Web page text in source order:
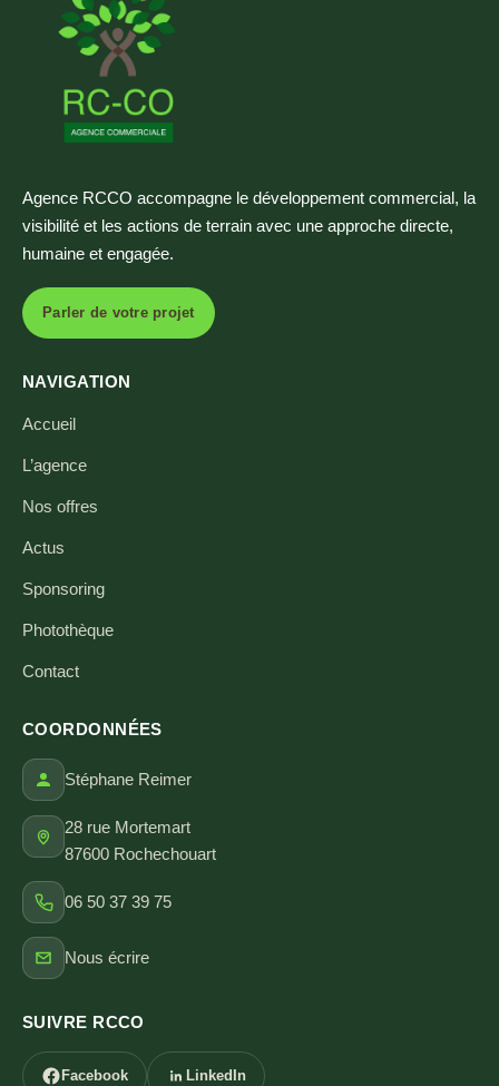
Agence RCCO accompagne le développement commercial, la
visibilité et les actions de terrain avec une approche directe,
humaine et engagée.
Parler de votre projet
NAVIGATION
Accueil
L’agence
Nos offres
Actus
Sponsoring
Photothèque
Contact
COORDONNÉES
Stéphane Reimer
28 rue Mortemart
87600 Rochechouart
06 50 37 39 75
Nous écrire
SUIVRE RCCO
Facebook LinkedIn